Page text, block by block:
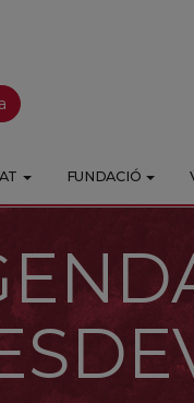
FUNDACIÓ